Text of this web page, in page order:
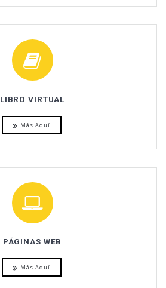
LIBRO VIRTUAL
Más Aquí
PÁGINAS WEB
Más Aquí